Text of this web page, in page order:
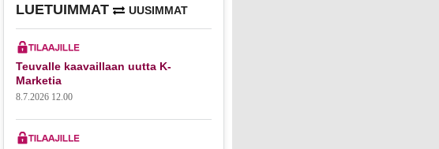
LUETUIMMAT UUSIMMAT
Teuvalle kaavaillaan uutta K-
Marketia
8.7.2026 12.00